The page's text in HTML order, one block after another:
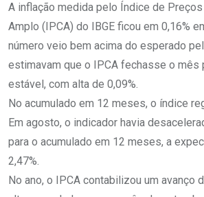
A inflação medida pelo Índice de
Amplo (IPCA) do IBGE ficou em 0,16%
número veio bem acima do esperado
estimavam que o IPCA fechasse o mês
estável, com alta de 0,09%.
No acumulado em 12 meses, o índice
Em agosto, o indicador havia
para o acumulado em 12 meses, a
2,47%.
No ano, o IPCA contabilizou um avanço